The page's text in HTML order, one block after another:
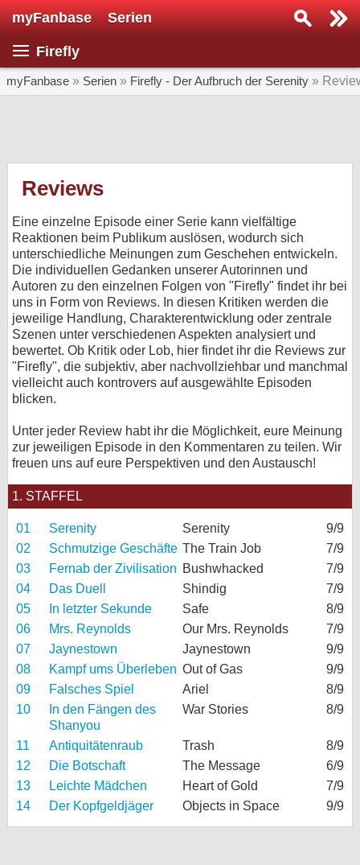
myFanbase Serien
Firefly
myFanbase » Serien » Firefly - Der Aufbruch der Serenity »
Reviews
Eine einzelne Episode einer Serie kann vielfältige
Reaktionen beim Publikum auslösen, wodurch sich
unterschiedliche Meinungen zum Geschehen entwickeln.
Die individuellen Gedanken unserer Autorinnen und
Autoren zu den einzelnen Folgen von "Firefly" findet ihr bei
uns in Form von Reviews. In diesen Kritiken werden die
jeweilige Handlung, Charakterentwicklung oder zentrale
Szenen unter verschiedenen Aspekten analysiert und
bewertet. Ob Kritik oder Lob, hier findet ihr die Reviews zur
"Firefly", die subjektiv, aber nachvollziehbar und manchmal
vielleicht auch kontrovers auf ausgewählte Episoden
blicken.
Unter jeder Review habt ihr die Möglichkeit, eure Meinung
zur jeweiligen Episode in den Kommentaren zu teilen. Wir
freuen uns auf eure Perspektiven und den Austausch!
1. STAFFEL
01 Serenity Serenity
9/9
02
Schmutzige Geschäfte The Train Job
7/9
03
Fernab der Zivilisation Bushwhacked
7/9
04
Das Duell Shindig
7/9
05
In letzter Sekunde Safe
8/9
06
Mrs. Reynolds Our Mrs. Reynolds
7/9
07
Jaynestown Jaynestown
9/9
08
Kampf ums Überleben Out of Gas
9/9
09
Falsches Spiel Ariel
8/9
10
In den Fängen des
Shanyou
War Stories 8/9
11 Antiquitätenraub Trash
8/9
12
Die Botschaft The Message
6/9
13
Leichte Mädchen Heart of Gold
7/9
14
Der Kopfgeldjäger Objects in Space 9/9
Serie suchen...
SERIEN
KULTUR
Specials
SERVICE
Gewinnspiele
Forum
bei X
Kontakt
Datenschutz
Cookie-Einstellungen
Impressum
Desktop-Ansicht
myFanbase